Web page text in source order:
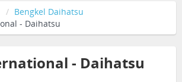
Bengkel Daihatsu
- Daihatsu
- Daihatsu